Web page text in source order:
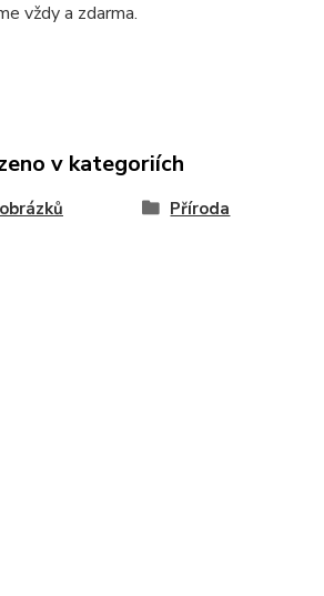
vždy a zdarma.
v kategoriích
Příroda